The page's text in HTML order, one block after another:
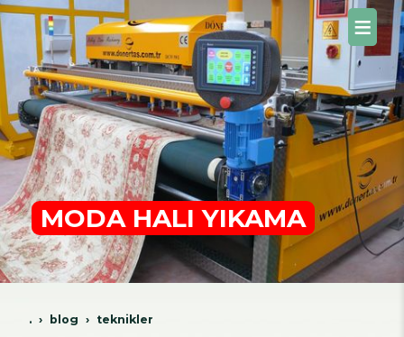
MODA HALI YIKAMA
. blog tekni̇kler